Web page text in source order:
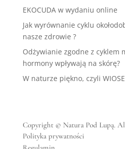
EKOCUDA w wydaniu online
Jak wyrównanie cyklu
nasze zdrowie ?
Odżywianie zgodne z cyklem
hormony wpływają na skórę?
W naturze piękno, czyli
Copyright © Natura Pod Lupą.
Polityka prywatności